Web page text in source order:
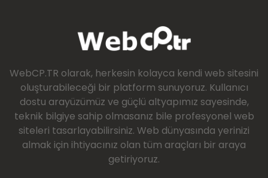
WebCP.TR olarak, herkesin kolayca kendi web sitesini
oluşturabileceği bir platform sunuyoruz. Kullanıcı
dostu arayüzümüz ve güçlü altyapımız sayesinde,
teknik bilgiye sahip olmasanız bile profesyonel web
siteleri tasarlayabilirsiniz. Web dünyasında yerinizi
almak için ihtiyacınız olan tüm araçları bir araya
getiriyoruz.